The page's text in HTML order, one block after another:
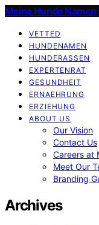
Meine Hunde Namen
VETTED
HUNDENAMEN
HUNDERASSEN
EXPERTENRAT
GESUNDHEIT
ERNAEHRUNG
ERZIEHUNG
ABOUT US
Our Vision
Contact Us
Careers at
Meet Our
Branding
Archives